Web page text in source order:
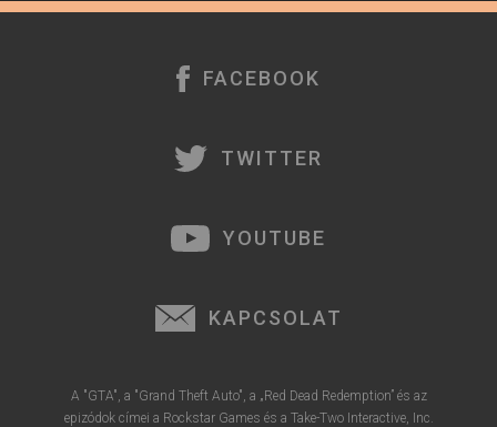
FACEBOOK
TWITTER
YOUTUBE
KAPCSOLAT
A "GTA", a "Grand Theft Auto", a „Red Dead Redemption” és az
epizódok címei a Rockstar Games és a Take-Two Interactive, Inc.